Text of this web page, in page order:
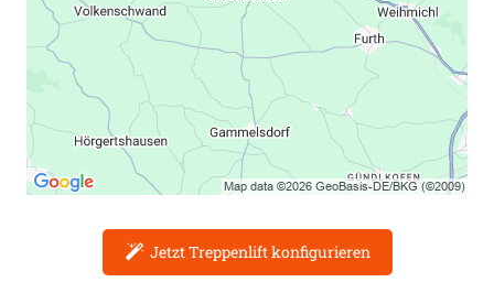
Jetzt Treppenlift konfigurieren